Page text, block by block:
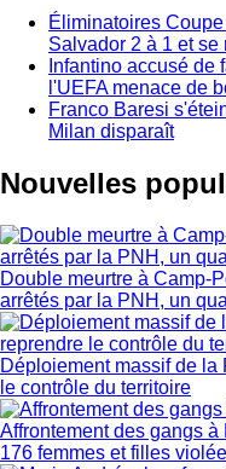
Éliminatoires
Salvador 2 à 1 et
Infantino accusé de
l'UEFA menace de
Franco Baresi
Milan disparaît
Nouvelles
Double meurtre à Camp-
arrêtés par la PNH, un
Déploiement massif de
le contrôle du territoire
Affrontement des gangs
176 femmes et filles